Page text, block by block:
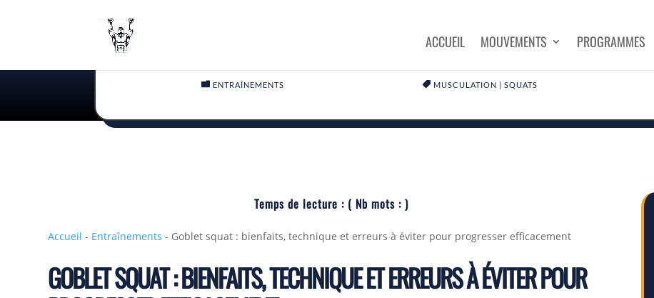
ACCUEIL MOUVEMENTS PROGRAMMES
 ENTRAÎNEMENTS  MUSCULATION SQUATS
Temps de lecture : ( Nb mots :)
Accueil - Entraînements - Goblet squat : bienfaits, technique et erreurs à éviter pour progresser efficacement
GOBLET SQUAT : BIENFAITS, TECHNIQUE ET ERREURS À ÉVITER POUR